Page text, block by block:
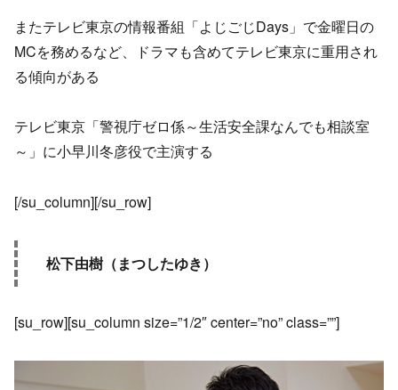
またテレビ東京の情報番組「よじごじDays」で金曜日の
MCを務めるなど、ドラマも含めてテレビ東京に重用され
る傾向がある
テレビ東京「警視庁ゼロ係～生活安全課なんでも相談室
～」に小早川冬彦役で主演する
[/su_column][/su_row]
松下由樹（まつしたゆき）
[su_row][su_column size=”1/2″ center=”no” class=””]